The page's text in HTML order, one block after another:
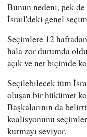
Bunun nedeni, pek de
İsrail'deki genel
Seçimlere 12
hala zor durumda
açık ve net biçimde
Seçilebilecek tüm
oluşan bir hükümet
Başkalarının da
koalisyonunu
kurmayı seviyor.